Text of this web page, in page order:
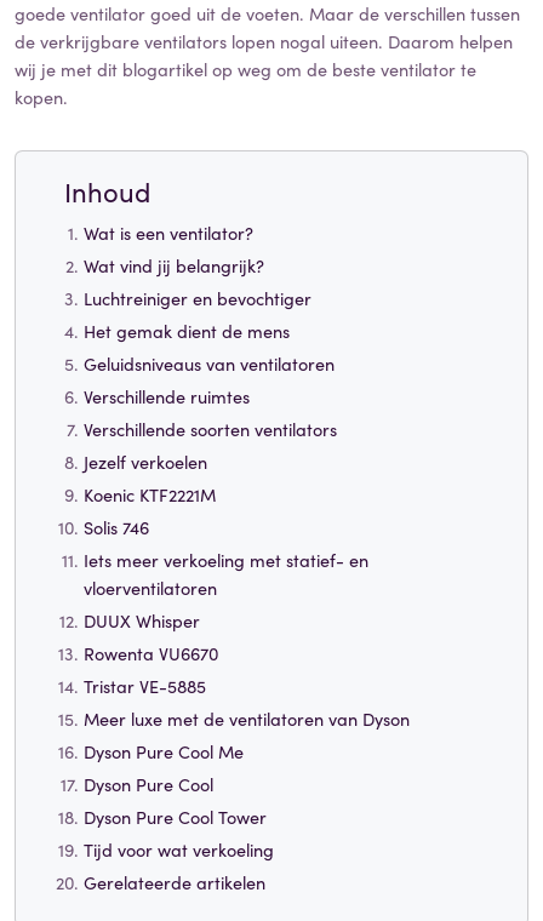
goede ventilator goed uit de voeten. Maar de verschillen tussen
de verkrijgbare ventilators lopen nogal uiteen. Daarom helpen
wij je met dit blogartikel op weg om de beste ventilator te
kopen.
Inhoud
Wat is een ventilator?
Wat vind jij belangrijk?
Luchtreiniger en bevochtiger
Het gemak dient de mens
Geluidsniveaus van ventilatoren
Verschillende ruimtes
Verschillende soorten ventilators
Jezelf verkoelen
Koenic KTF2221M
Solis 746
Iets meer verkoeling met statief- en
vloerventilatoren
DUUX Whisper
Rowenta VU6670
Tristar VE-5885
Meer luxe met de ventilatoren van Dyson
Dyson Pure Cool Me
Dyson Pure Cool
Dyson Pure Cool Tower
Tijd voor wat verkoeling
Gerelateerde artikelen